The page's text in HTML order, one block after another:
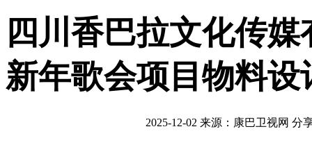
四川香巴拉文化传
新年歌会项目物料
2025-12-02 来源：康巴卫视网 分